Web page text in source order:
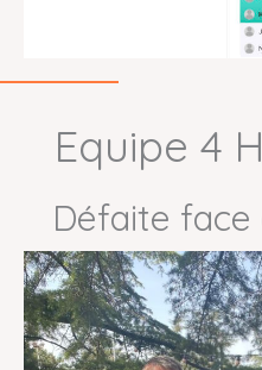
Equipe 4
Défaite face